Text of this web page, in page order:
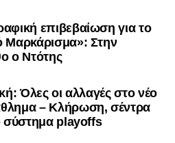
επιβεβαίωση για το
Μαρκάρισμα»: Στην
ο Ντότης
Όλες οι αλλαγές στο νέο
– Κλήρωση, σέντρα
σύστημα playoffs